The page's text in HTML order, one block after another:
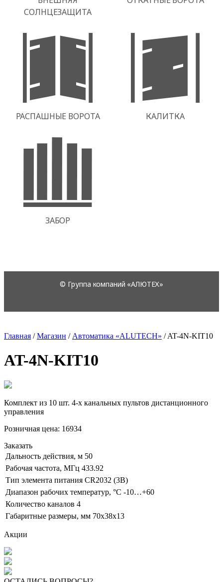
Главная /Магазин / Автоматика «ALUTECH» /AT-4N-KIT10
AT-4N-KIT10
Комплект из 10 шт. 4-х канальных пультов дистанционного
управления
Розничная цена: 16934
Заказать
Дальность действия, м 50
Рабочая частота, МГц 433.92
Тип элемента питания CR2032 (3В)
Диапазон рабочих температур, °С -10…+60
Количество каналов 4
Габаритные размеры, мм 70х38х13
Акции